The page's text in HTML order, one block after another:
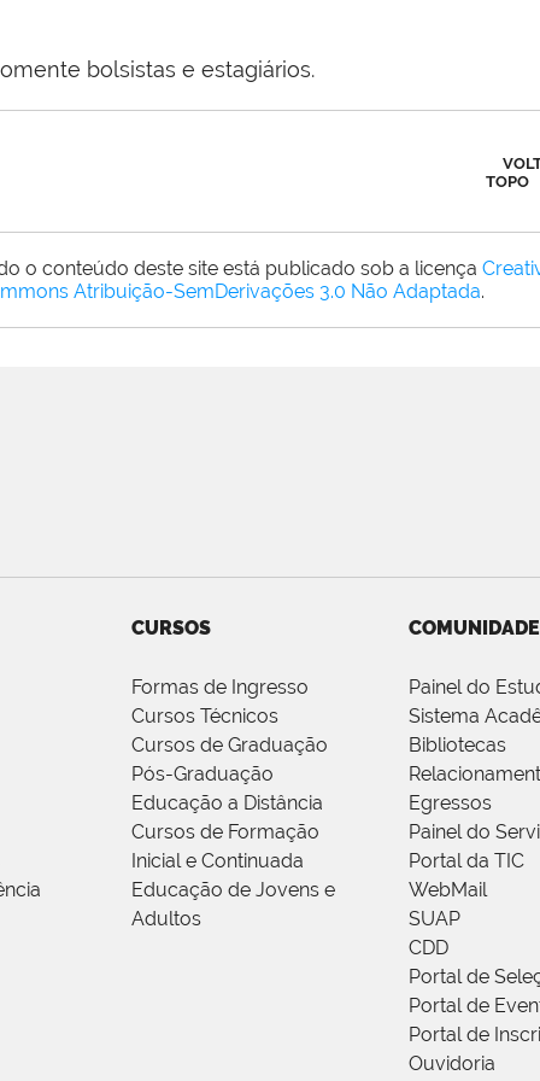
bolsistas e estagiários.
TOPO
o conteúdo deste site está publicado sob a licença
Atribuição-SemDerivações 3.0 Não Adaptada.
CURSOS
Formas de Ingresso
Cursos Técnicos
Cursos de Graduação
Pós-Graduação
Educação a Distância
Cursos de Formação
Inicial e Continuada
Educação de Jovens e
Adultos
COMUNIDADE
Painel do
Sistema
Bibliotecas
Egressos
Painel do
Portal da TIC
WebMail
SUAP
CDD
Portal de
Portal de
Portal de
Ouvidoria